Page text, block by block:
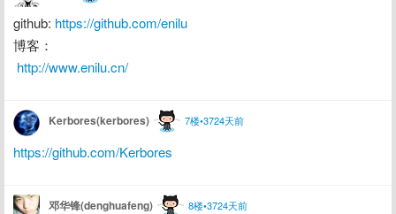
github: https://github.com/enilu
博客：
http://www.enilu.cn/
Kerbores(kerbores) 7楼•3724天前
https://github.com/Kerbores
邓华锋(denghuafeng) 8楼•3724天前